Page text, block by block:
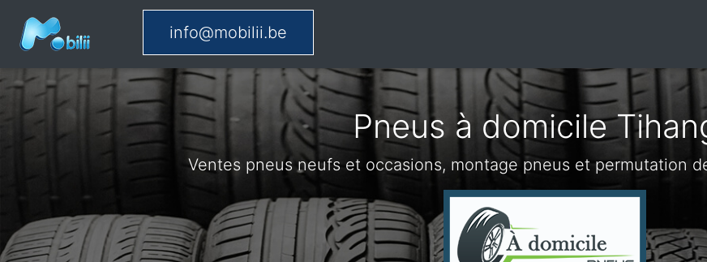
info@mobilii.be
Pneus à domicile
Ventes pneus neufs et occasions, montage pneus et permutation